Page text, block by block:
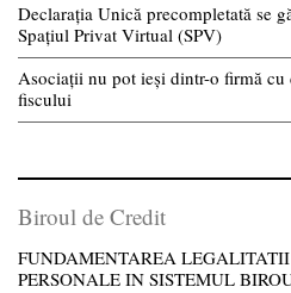
Declarația Unică precompletată se
Spațiul Privat Virtual (SPV)
Asociații nu pot ieși dintr-o firmă cu
fiscului
Biroul de Credit
FUNDAMENTAREA
PERSONALE IN SISTEMUL